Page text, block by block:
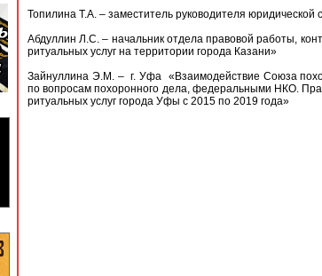
Топилина Т.А. – заместитель руководителя
Абдуллин Л.С. – начальник отдела правовой работы,
ритуальных услуг на территории города Казани»
Зайнуллина Э.М. – г. Уфа «Взаимодействие Союза
по вопросам похоронного дела, федеральными НКО.
ритуальных услуг города Уфы с 2015 по 2019 года»